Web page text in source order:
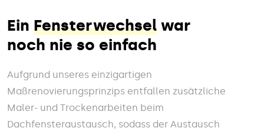
Ein Fensterwechsel war
noch nie so einfach
Aufgrund unseres einzigartigen
Maßrenovierungsprinzips entfallen zusätzliche
Maler- und Trockenarbeiten beim
Dachfensteraustausch, sodass der Austausch